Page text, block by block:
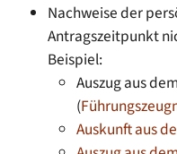
Nachweise der
Antragszeitpunkt
Beispiel:
Auszug aus
(
Auskunft aus